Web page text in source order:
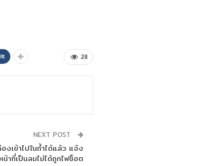
28
NEXT POST
เข้าไปในถ้ำได้แล้ว แจ้ง
น้าที่เป็นลมไม่ได้ถูกไฟช็อต